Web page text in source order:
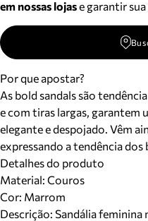
em nossas lojase garantir
Por que apostar?
As bold sandals são
e com tiras largas, garantem
elegante e despojado. Vêm
expressando a tendência dos
Detalhes do produto
Material: Couros
Cor: Marrom
Descrição: Sandália feminina